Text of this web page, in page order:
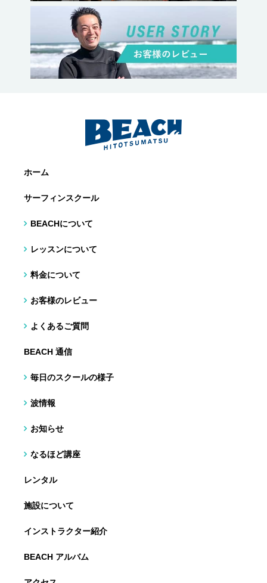
ホーム
サーフィンスクール
BEACHについて
レッスンについて
料金について
お客様のレビュー
よくあるご質問
BEACH 通信
毎日のスクールの様子
波情報
お知らせ
なるほど講座
レンタル
施設について
インストラクター紹介
BEACH アルバム